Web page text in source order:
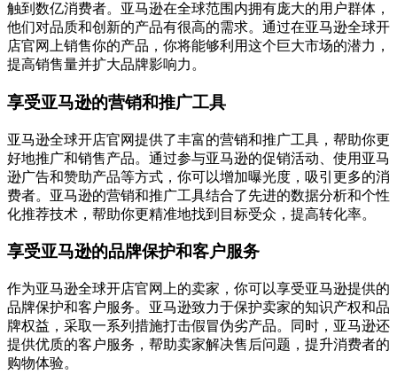
触到数亿消费者。亚马逊在全球范围内拥有庞大的用户群体，
他们对品质和创新的产品有很高的需求。通过在亚马逊全球开
店官网上销售你的产品，你将能够利用这个巨大市场的潜力，
提高销售量并扩大品牌影响力。
享受亚马逊的营销和推广工具
亚马逊全球开店官网提供了丰富的营销和推广工具，帮助你更
好地推广和销售产品。通过参与亚马逊的促销活动、使用亚马
逊广告和赞助产品等方式，你可以增加曝光度，吸引更多的消
费者。亚马逊的营销和推广工具结合了先进的数据分析和个性
化推荐技术，帮助你更精准地找到目标受众，提高转化率。
享受亚马逊的品牌保护和客户服务
作为亚马逊全球开店官网上的卖家，你可以享受亚马逊提供的
品牌保护和客户服务。亚马逊致力于保护卖家的知识产权和品
牌权益，采取一系列措施打击假冒伪劣产品。同时，亚马逊还
提供优质的客户服务，帮助卖家解决售后问题，提升消费者的
购物体验。